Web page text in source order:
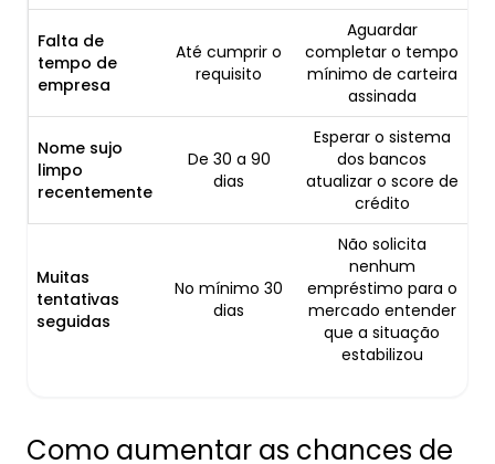
Falta de
tempo de
empresa
Até cumprir o
requisito
Aguardar
completar o tempo
mínimo de carteira
assinada
Nome sujo
limpo
recentemente
De 30 a 90
dias
Esperar o sistema
dos bancos
atualizar o score de
crédito
Muitas
tentativas
seguidas
No mínimo 30
dias
Não solicita
nenhum
empréstimo para o
mercado entender
que a situação
estabilizou
Como aumentar as chances de